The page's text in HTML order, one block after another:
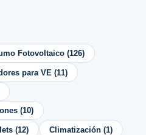
Fotovoltaico (126)
para VE (11)
(10)
(12)
Climatización (1)